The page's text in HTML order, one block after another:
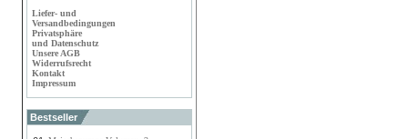
Liefer- und
Versandbedingungen
Privatsphäre
und Datenschutz
Unsere AGB
Widerrufsrecht
Kontakt
Impressum
Bestseller